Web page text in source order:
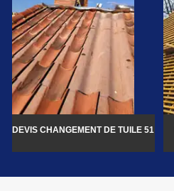
DEVIS CHANGEMENT DE TUILE 51